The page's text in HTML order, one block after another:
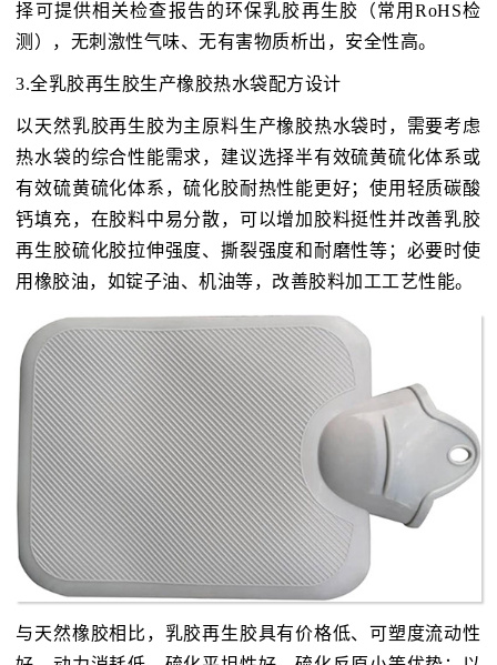
择可提供相关检查报告的环保乳胶再生胶（常用RoHS检
测），无刺激性气味、无有害物质析出，安全性高。
3.全乳胶再生胶生产橡胶热水袋配方设计
以天然乳胶再生胶为主原料生产橡胶热水袋时，需要考虑
热水袋的综合性能需求，建议选择半有效硫黄硫化体系或
有效硫黄硫化体系，硫化胶耐热性能更好；使用轻质碳酸
钙填充，在胶料中易分散，可以增加胶料挺性并改善乳胶
再生胶硫化胶拉伸强度、撕裂强度和耐磨性等；必要时使
用橡胶油，如锭子油、机油等，改善胶料加工工艺性能。
与天然橡胶相比，乳胶再生胶具有价格低、可塑度流动性